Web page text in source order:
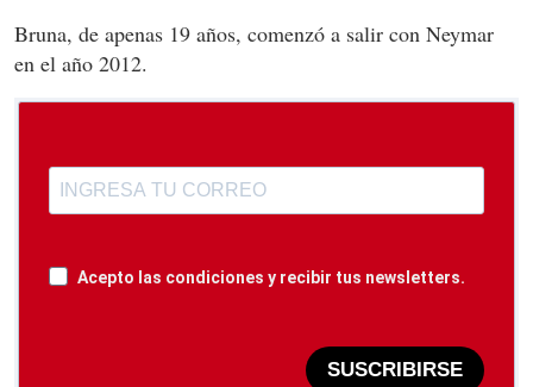
Bruna, de apenas 19 años, comenzó a salir con Neymar
en el año 2012.
Acepto las condiciones y recibir tus newsletters.
SUSCRIBIRSE